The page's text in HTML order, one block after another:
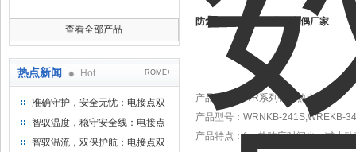
查看全部产品
热点新闻 Hot ROME+
准确守护，安全无忧：电接点双
金属温度计——测温新选择
智驭温度，稳守安全线：电接点
双金属温度计的创新守护
智驭温流，双保护航：电接点双
防爆数显一体化铠装热电偶厂家
产品名称：
WR系列铠装热电偶
产品型号： WRNKB-241S,WREKB-
产品特点：1、热响应时间少，减小